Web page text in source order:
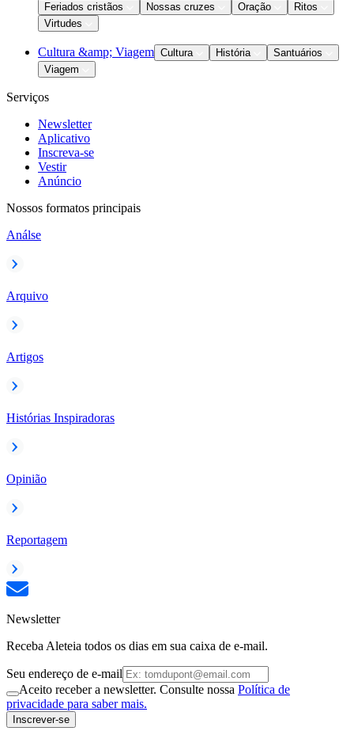
Feriados cristãos
Nossas cruzes Oração
Ritos
Virtudes
Cultura &amp; Viagem Cultura História
Santuários
Viagem
Serviços
Newsletter
Aplicativo
Inscreva-se
Vestir
Anúncio
Nossos formatos principais
Análse
Arquivo
Artigos
Histórias Inspiradoras
Opinião
Reportagem
Newsletter
Receba Aleteia todos os dias em sua caixa de e-mail.
Seu endereço de e-mail
Aceito receber a newsletter. Consulte nossa Política de
privacidade para saber mais.
Inscrever-se